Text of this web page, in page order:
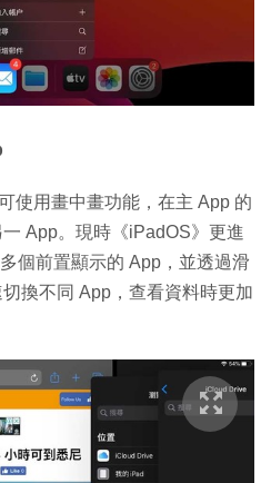
使用畫中畫功能，在主 App 的
App。現時《iPadOS》更進
個前置顯示的 App，並透過滑
換不同 App，查看資料時更加